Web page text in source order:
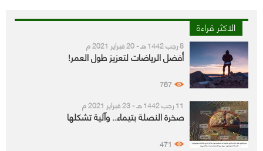
الاكثر قراءة
8 رجب 1442 هـ - 20 فبراير 2021 م
أفضل الرياضات لتعزيز طول العمر!
767
11 رجب 1442 هـ - 23 فبراير 2021 م
صخرة النصلة بتيماء.. وآلية تشكلها
471